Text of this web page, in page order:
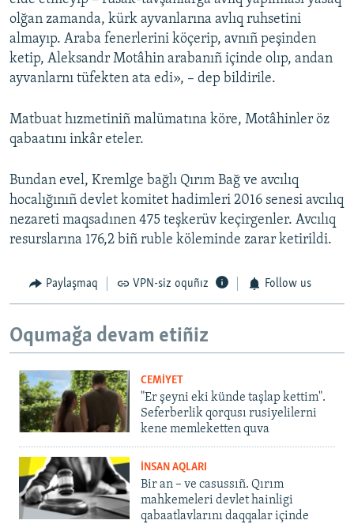
olğan zamanda, kürk ayvanlarına avlıq ruhsetini
almayıp. Araba fenerlerini köçerip, avnıñ peşinden
ketip, Aleksandr Motâhin arabanıñ içinde olıp, andan
ayvanlarnı tüfekten ata edi», – dep bildirile.
Matbuat hızmetiniñ malümatına köre, Motâhinler öz
qabaatını inkâr eteler.
Bundan evel, Kremlge bağlı Qırım Bağ ve avcılıq
hocalığınıñ devlet komitet hadimleri 2016 senesi avcılıq
nezareti maqsadınen 475 teşkerüv keçirgenler. Avcılıq
resurslarına 176,2 biñ ruble köleminde zarar ketirildi.
Paylaşmaq VPN-siz oquñız Follow us
Oqumağa devam etiñiz
CEMİYET
"Er şeyni eki künde taşlap kettim".
Seferberlik qorqusı rusiyelilerni
kene memleketten quva
İNSAN AQLARI
Bir an – ve casussıñ. Qırım
mahkemeleri devlet hainligi
qabaatlavlarını daqqalar içinde